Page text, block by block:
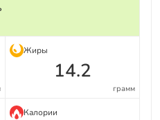
Жиры
14.2
грамм
Калории